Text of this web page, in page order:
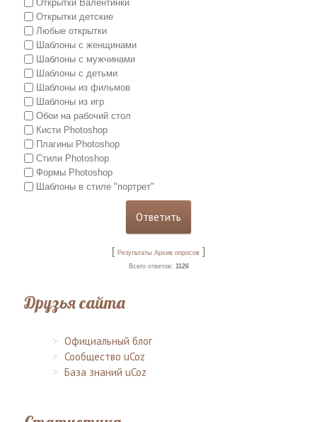
Открытки Валентинки
Открытки детские
Любые открытки
Шаблоны с женщинами
Шаблоны с мужчинами
Шаблоны с детьми
Шаблоны из фильмов
Шаблоны из игр
Обои на рабочий стол
Кисти Photoshop
Плагины Photoshop
Стили Photoshop
Формы Photoshop
Шаблоны в стиле "портрет"
[ Результаты Архив опросов ]
Всего ответов: 1126
Друзья сайта
Официальный блог
Сообщество uCoz
База знаний uCoz